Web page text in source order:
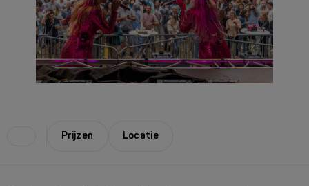
Prijzen Locatie